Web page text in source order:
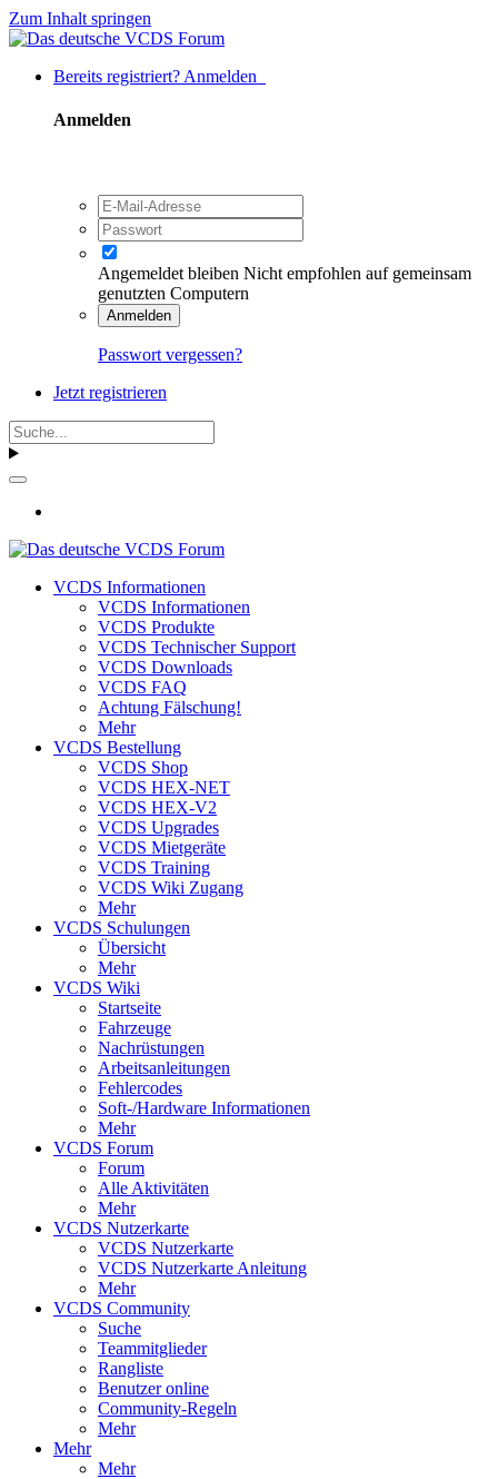
Zum Inhalt springen
Bereits registriert? Anmelden
Anmelden
Angemeldet bleiben Nicht empfohlen auf gemeinsam
genutzten Computern
Anmelden
Passwort vergessen?
Jetzt registrieren
VCDS Informationen
VCDS Informationen
VCDS Produkte
VCDS Technischer Support
VCDS Downloads
VCDS FAQ
Achtung Fälschung!
Mehr
VCDS Bestellung
VCDS Shop
VCDS HEX-NET
VCDS HEX-V2
VCDS Upgrades
VCDS Mietgeräte
VCDS Training
VCDS Wiki Zugang
Mehr
VCDS Schulungen
Übersicht
Mehr
VCDS Wiki
Startseite
Fahrzeuge
Nachrüstungen
Arbeitsanleitungen
Fehlercodes
Soft-/Hardware Informationen
Mehr
VCDS Forum
Forum
Alle Aktivitäten
Mehr
VCDS Nutzerkarte
VCDS Nutzerkarte
VCDS Nutzerkarte Anleitung
Mehr
VCDS Community
Suche
Teammitglieder
Rangliste
Benutzer online
Community-Regeln
Mehr
Mehr
Mehr